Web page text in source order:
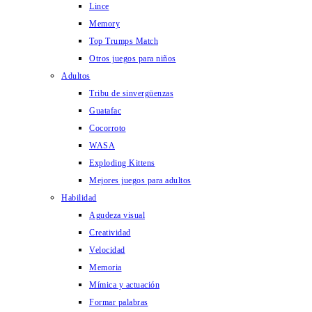
Lince
Memory
Top Trumps Match
Otros juegos para niños
Adultos
Tribu de sinvergüenzas
Guatafac
Cocorroto
WASA
Exploding Kittens
Mejores juegos para adultos
Habilidad
Agudeza visual
Creatividad
Velocidad
Memoria
Mímica y actuación
Formar palabras